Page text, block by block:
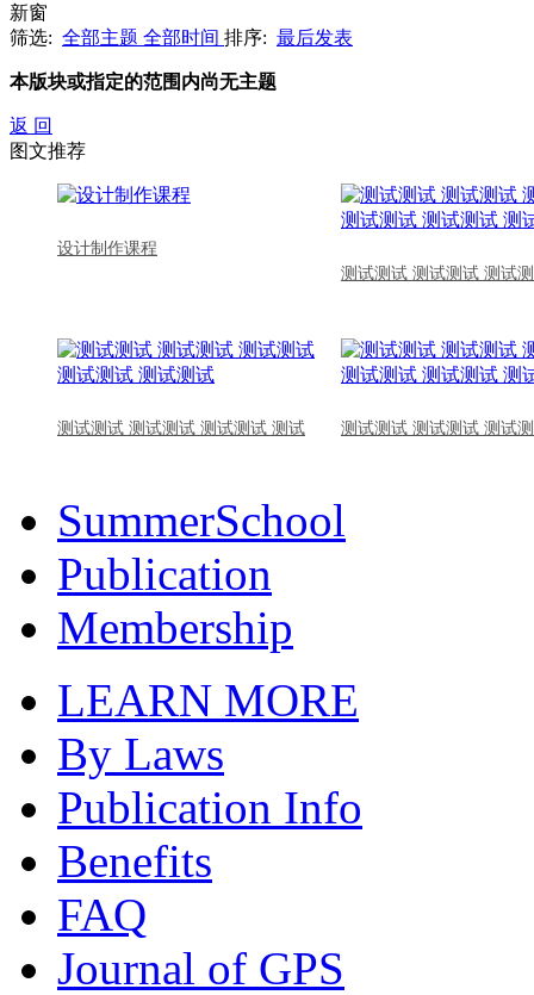
新窗
筛选: 全部主题 全部时间 排序: 最后发表
本版块或指定的范围内尚无主题
返 回
图文推荐
设计制作课程
测试测试 测试测试 测试
测试测试 测试测试 测试测试 测试 测试测试 测试测试 测试
SummerSchool
Publication
Membership
LEARN MORE
By Laws
Publication Info
Benefits
FAQ
Journal of GPS